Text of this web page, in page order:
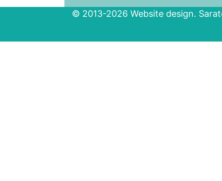
© 2013-2026 Website design.